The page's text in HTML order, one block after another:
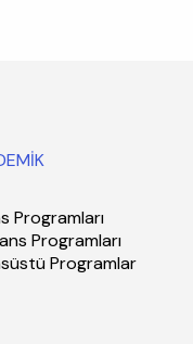
Programları
Programları
Programlar